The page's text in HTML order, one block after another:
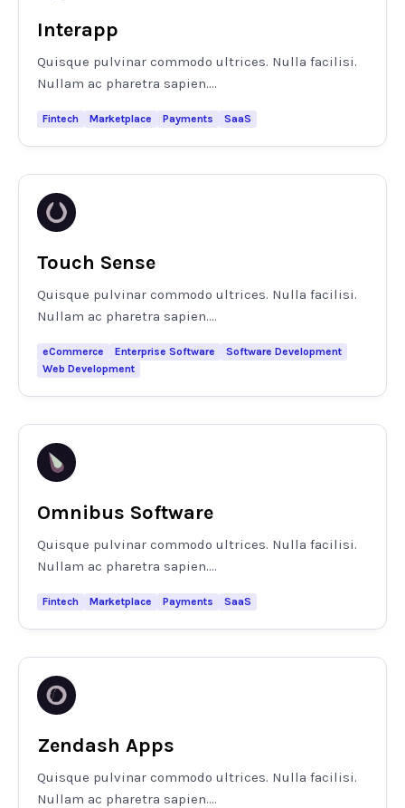
Interapp
Quisque pulvinar commodo ultrices. Nulla facilisi.
Nullam ac pharetra sapien....
Fintech Marketplace Payments SaaS
Touch Sense
Quisque pulvinar commodo ultrices. Nulla facilisi.
Nullam ac pharetra sapien....
eCommerce Enterprise Software
Software Development
Web Development
Omnibus Software
Quisque pulvinar commodo ultrices. Nulla facilisi.
Nullam ac pharetra sapien....
Fintech Marketplace Payments SaaS
Zendash Apps
Quisque pulvinar commodo ultrices. Nulla facilisi.
Nullam ac pharetra sapien....